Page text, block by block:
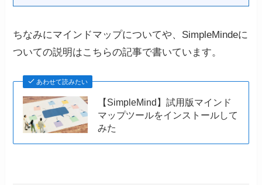
ちなみにマインドマップについてや、SimpleMindeに
ついての説明はこちらの記事で書いています。
あわせて読みたい
【SimpleMind】試用版マインド
マップツールをインストールして
みた